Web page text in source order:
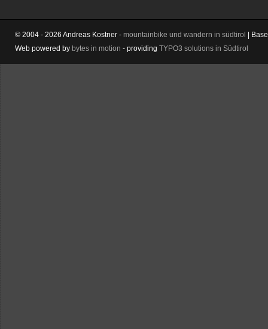
© 2004 - 2026 Andreas Kostner - mountainbike und wandern in südtirol |
Web powered by bytes in motion - providing TYPO3 solutions in Südtirol